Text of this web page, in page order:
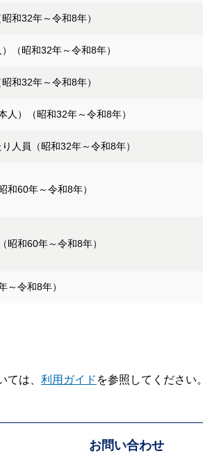
和32年～令和8年）
（昭和32年～令和8年）
和32年～令和8年）
人）（昭和32年～令和8年）
人員（昭和32年～令和8年）
和60年～令和8年）
昭和60年～令和8年）
～令和8年）
は、 利用ガイド を参照してください。
お問い合わせ